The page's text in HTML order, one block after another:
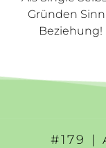
Gründen
Beziehung!